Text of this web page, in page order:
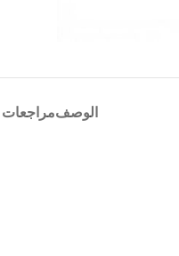
الوصفمراجعات